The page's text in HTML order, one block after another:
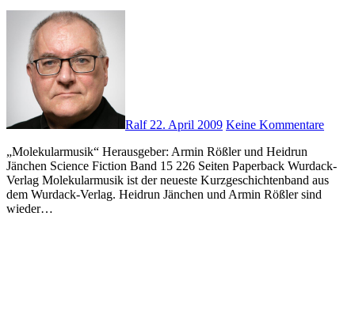
Ralf 22. April 2009 Keine Kommentare
„Molekularmusik“ Herausgeber: Armin Rößler und Heidrun
Jänchen Science Fiction Band 15 226 Seiten Paperback Wurdack-
Verlag Molekularmusik ist der neueste Kurzgeschichtenband aus
dem Wurdack-Verlag. Heidrun Jänchen und Armin Rößler sind
wieder…